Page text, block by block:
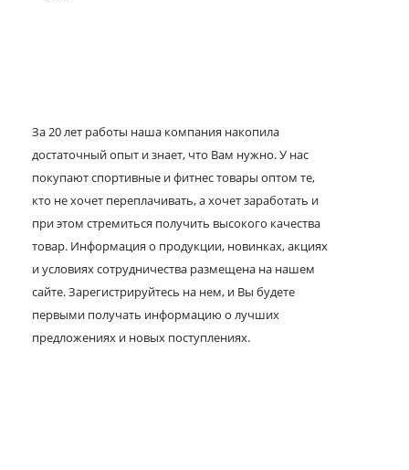
За 20 лет работы наша компания накопила
достаточный опыт и знает, что Вам нужно. У нас
покупают спортивные и фитнес товары оптом те,
кто не хочет переплачивать, а хочет заработать и
при этом стремиться получить высокого качества
товар. Информация о продукции, новинках, акциях
и условиях сотрудничества размещена на нашем
сайте. Зарегистрируйтесь на нем, и Вы будете
первыми получать информацию о лучших
предложениях и новых поступлениях.